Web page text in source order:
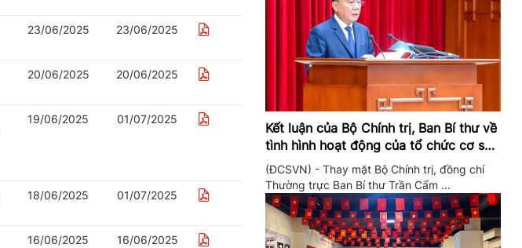
23/06/2025 23/06/2025
20/06/2025 20/06/2025
19/06/2025 01/07/2025
18/06/2025 01/07/2025
16/06/2025 16/06/2025
Kết luận của Bộ Chính trị, Ban Bí thư về
tình hình hoạt động của tổ chức cơ sở
đảng trong quý II/2026
(ĐCSVN) - Thay mặt Bộ Chính trị, đồng chí
Thường trực Ban Bí thư Trần Cẩm ...